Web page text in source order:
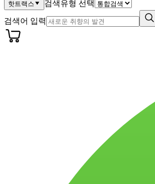
핫트랙스 검색유형 선택
검색어 입력